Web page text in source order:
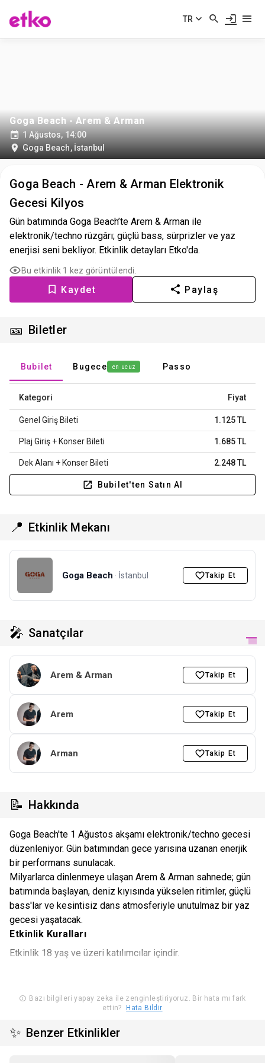
TR
Goga Beach - Arem & Arman
1 Ağustos, 14:00
Goga Beach, İstanbul
Goga Beach - Arem & Arman Elektronik
Gecesi Kilyos
Gün batımında Goga Beach’te Arem & Arman ile
elektronik/techno rüzgârı; güçlü bass, sürprizler ve yaz
enerjisi seni bekliyor. Etkinlik detayları Etko'da.
Bu etkinlik 1 kez görüntülendi.
Kaydet Paylaş
🎫 Biletler
Bubilet Bugece en ucuz Passo
Kategori Fiyat
Genel Giriş Bileti 1.125 TL
Plaj Giriş + Konser Bileti 1.685 TL
Dek Alanı + Konser Bileti 2.248 TL
Bubilet'ten Satın Al
📍 Etkinlik Mekanı
Goga Beach · İstanbul Takip Et
🎤 Sanatçılar
Arem & Arman Takip Et
Arem Takip Et
Arman Takip Et
📝 Hakkında
Goga Beach'te 1 Ağustos akşamı elektronik/techno gecesi
düzenleniyor. Gün batımından gece yarısına uzanan enerjik
bir performans sunulacak.
Milyarlarca dinlenmeye ulaşan Arem & Arman sahnede; gün
batımında başlayan, deniz kıyısında yükselen ritimler, güçlü
bass'lar ve kesintisiz dans atmosferiyle unutulmaz bir yaz
gecesi yaşatacak.
Etkinlik Kuralları
Etkinlik 18 yaş ve üzeri katılımcılar içindir.
sokmak yasaktır.
çekiminin yapılacağını kabul eder.
Bazı bilgileri yapay zeka ile zenginleştiriyoruz. Bir hata mı fark
ettin?
Hata Bildir
✨ Benzer Etkinlikler